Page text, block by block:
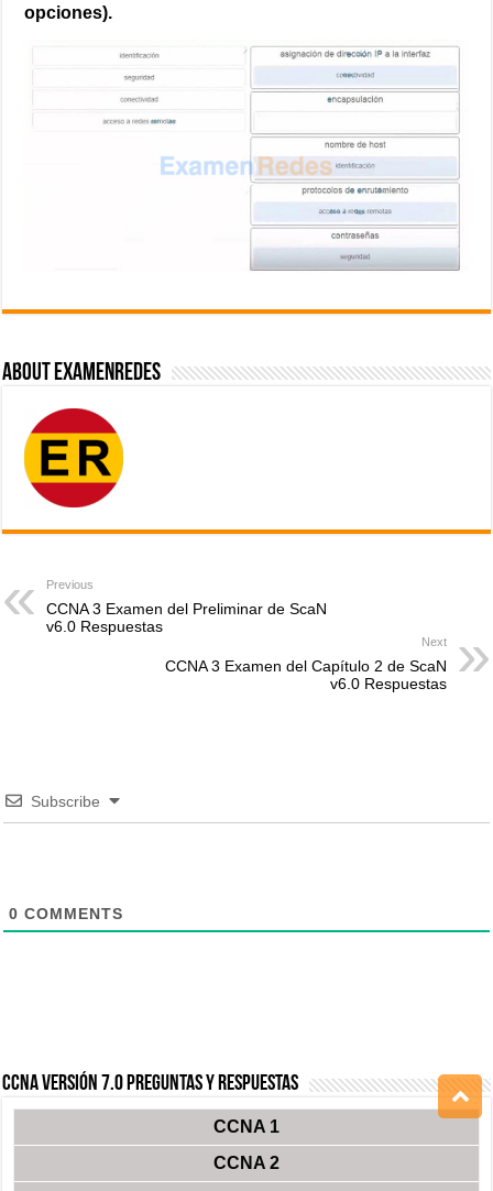
opciones).
About ExamenRedes
Previous
CCNA 3 Examen del Preliminar de ScaN
v6.0 Respuestas
Next
CCNA 3 Examen del Capítulo 2 de ScaN
v6.0 Respuestas
Subscribe
0 COMMENTS
CCNA Versión 7.0 Preguntas y Respuestas
CCNA 1
CCNA 2